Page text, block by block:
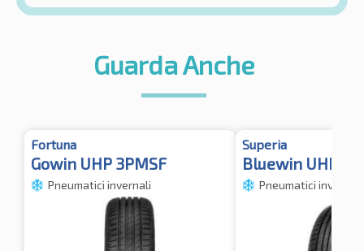
Guarda Anche
Fortuna
Gowin UHP 3PMSF
Pneumatici invernali
Superia
Bluewin UHP
Pneumatici invernali